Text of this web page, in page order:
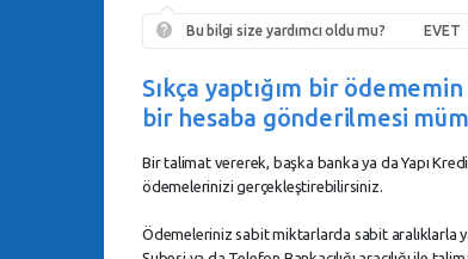
Bu bilgi size yardımcı oldu mu? EVET
Sıkça yaptığım bir
bir hesaba gönderilmesi
Bir talimat vererek, başka banka ya da Yapı
ödemelerinizi gerçekleştirebilirsiniz.
Ödemeleriniz sabit miktarlarda sabit aralıklarla